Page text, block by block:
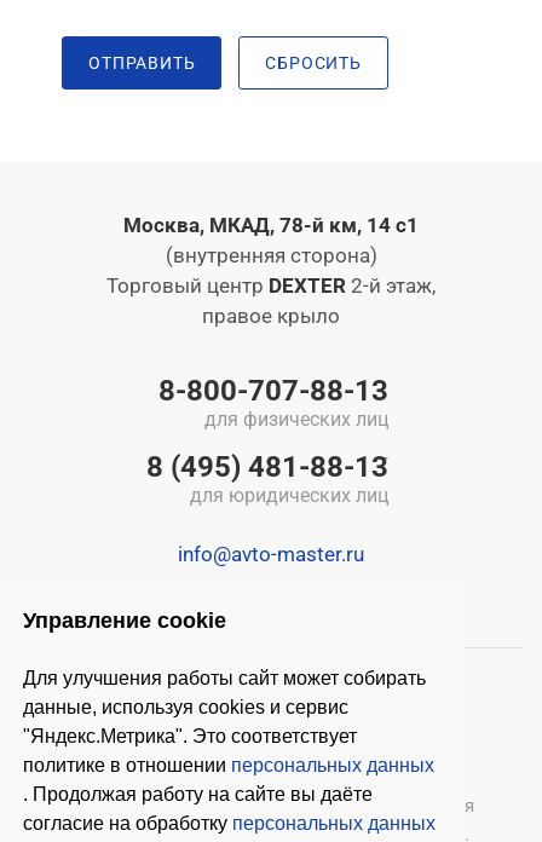
Управление cookie
Для улучшения работы сайт может собирать
данные, используя cookies и сервис
"Яндекс.Метрика". Это соответствует
политике в отношении персональных данных
. Продолжая работу на сайте вы даёте
согласие на обработку персональных данных
ОТПРАВИТЬ СБРОСИТЬ
Москва, МКАД, 78-й км, 14 с1
(внутренняя сторона)
Торговый центр DEXTER 2-й этаж,
правое крыло
8-800-707-88-13
для физических лиц
8 (495) 481-88-13
для юридических лиц
info@avto-master.ru
© 2026 ООО «Автомастер» — оборудование для
автосервиса, шиномонтажное оборудование.